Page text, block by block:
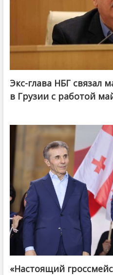
Экс-глава НБГ связал
в Грузии с работой
@ქართული ოცნება / Georgian
«Настоящий